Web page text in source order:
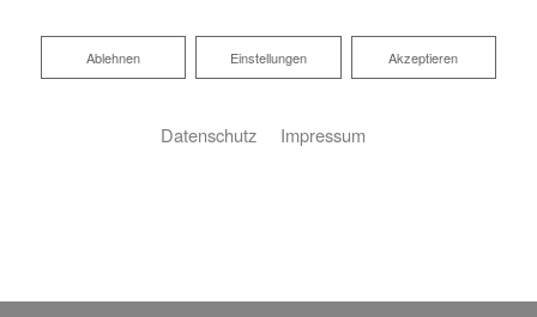
Akzeptieren
Einstellungen
Ablehnen
Ablehnen
Datenschutz Impressum